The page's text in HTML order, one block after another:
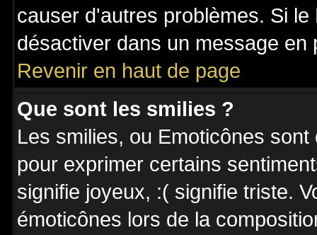
causer d'autres problèmes. Si
désactiver dans un message
Revenir en haut de page
Que sont les smilies ?
Les smilies, ou Emoticônes
pour exprimer certains
signifie joyeux, :( signifie triste.
émoticônes lors de la